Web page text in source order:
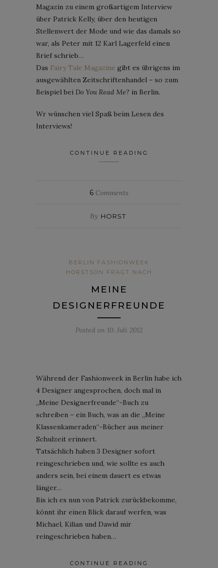
Magazin zu einem großartigem Interview
über Patrick Kelly, über den heutigen
Stellenwert der Mode und wie das damals so
war, als Peter mit 12 Karl Lagerfeld einen
Brief schrieb…
Das Fairy Tale Magazine gibt es übrigens im
ausgewählten Zeitschriftenhandel – so zum
Beispiel bei Do You Read Me? in Berlin.
Wr wünschen viel Spaß beim Lesen des
Interviews!
CONTINUE READING
6 Comments
By HORST
BERLIN FASHIONWEEK
HORSTSON FRAGT NACH
MEINE
DESIGNERFREUNDE
Posted on 10. Juli 2012
Während der Fashionweek in Berlin habe ich
4 Designer angesprochen, doch mal in
„Meine Designerfreunde“-Buch zu
schreiben – ein Buch, was an die „Meine
Klassenkameraden“-Bücher aus meiner
Schulzeit erinnert.
Tatsächlich haben 3 Designer sofort
reingeschrieben und, wie sollte es auch
anders sein, bei einem dauert es etwas
länger…
Bis ich es nun von Patrick zurückbekomme,
könnt ihr einen Blick darauf werfen, was
Michael, Kilian und Dawid mir
reingeschrieben haben…
CONTINUE READING